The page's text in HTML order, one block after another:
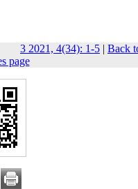
3 2021, 4(34): 1-5 | Back
page